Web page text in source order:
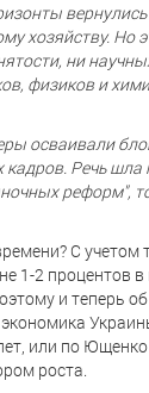
хозяйству. Но
ни
физиков и
осваивали
Речь
реформ",
С
1-2 процентов в
и теперь
или по Ющенко
роста.